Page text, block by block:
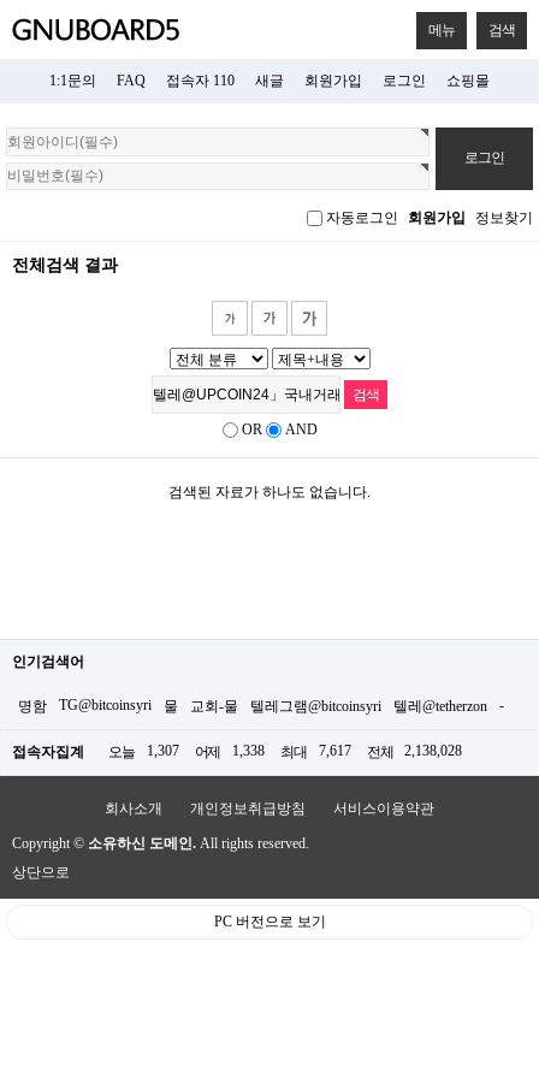
메뉴 검색
1:1문의 FAQ 접속자 110 새글 회원가입 로그인 쇼핑몰
회
원
로
자동로그인 회원가입 정보찾기
전체검색 결과
OR AND
검색된 자료가 하나도 없습니다.
인기검색어
명함 TG@bitcoinsyri 물 교회-물 텔레그램@bitcoinsyri 텔레@tetherzon -
접속자집계 오늘 1,307 어제 1,338 최대 7,617 전체 2,138,028
회사소개 개인정보취급방침 서비스이용약관
Copyright © 소유하신 도메인. All rights reserved.
상단으로
PC 버전으로 보기